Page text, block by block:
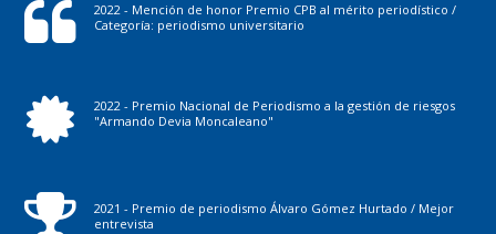
2022 - Mención de honor Premio CPB al mérito periodístico /
Categoría: periodismo universitario
2022 - Premio Nacional de Periodismo a la gestión de riesgos
"Armando Devia Moncaleano"
2021 - Premio de periodismo Álvaro Gómez Hurtado / Mejor
entrevista